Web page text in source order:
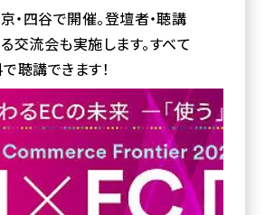
ド (773)
ーポリシーを読まずに
課題」。セシール、要
顧客満足度UP
「利用規約・プライバシーポリシーを読まずに同
題」と指摘し、利用規約やプライバシーポリシー
スを導入した
京・四谷で開催。登壇者・聴講
交流会も実施します。すべて
聴講できます！